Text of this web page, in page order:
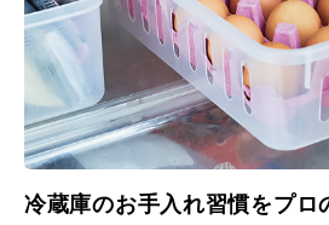
冷蔵庫のお手入れ習慣をプロ